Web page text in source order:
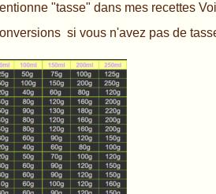
"tasse" dans mes recettes
si vous n'avez pas de